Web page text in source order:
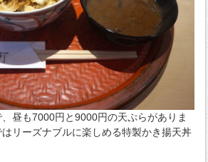
昼も7000円と9000円の天ぷらがありま
リーズナブルに楽しめる特製かき揚天丼